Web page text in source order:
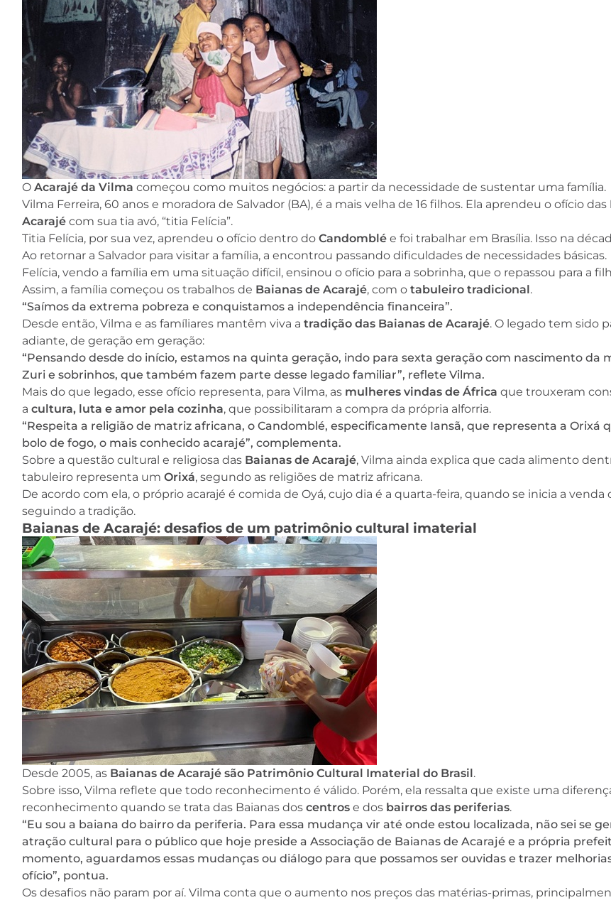
O Acarajé da Vilma começou como muitos negócios: a partir da necessidade de sustentar uma família.
Vilma Ferreira, 60 anos e moradora de Salvador (BA), é a mais velha de 16 filhos. Ela aprendeu o ofício das
Acarajé com sua tia avó, “titia Felícia”.
Titia Felícia, por sua vez, aprendeu o ofício dentro do Candomblé e foi trabalhar em Brasília. Isso na
Ao retornar a Salvador para visitar a família, a encontrou passando dificuldades de necessidades básicas.
Felícia, vendo a família em uma situação difícil, ensinou o ofício para a sobrinha, que o repassou para a
Assim, a família começou os trabalhos de Baianas de Acarajé, com o tabuleiro tradicional.
“Saímos da extrema pobreza e conquistamos a independência financeira”.
Desde então, Vilma e as famíliares mantêm viva a tradição das Baianas de Acarajé. O legado tem sido
adiante, de geração em geração:
“Pensando desde do início, estamos na quinta geração, indo para sexta geração com nascimento da
Zuri e sobrinhos, que também fazem parte desse legado familiar”, reflete Vilma.
Mais do que legado, esse ofício representa, para Vilma, as mulheres vindas de África que trouxeram
a cultura, luta e amor pela cozinha, que possibilitaram a compra da própria alforria.
“Respeita a religião de matriz africana, o Candomblé, especificamente Iansã, que representa a Orixá
bolo de fogo, o mais conhecido acarajé”, complementa.
Sobre a questão cultural e religiosa das Baianas de Acarajé, Vilma ainda explica que cada alimento
tabuleiro representa um Orixá, segundo as religiões de matriz africana.
De acordo com ela, o próprio acarajé é comida de Oyá, cujo dia é a quarta-feira, quando se inicia a venda
seguindo a tradição.
Baianas de Acarajé: desafios de um patrimônio cultural imaterial
Desde 2005, as Baianas de Acarajé são Patrimônio Cultural Imaterial do Brasil.
Sobre isso, Vilma reflete que todo reconhecimento é válido. Porém, ela ressalta que existe uma
reconhecimento quando se trata das Baianas dos centros e dos bairros das periferias.
“Eu sou a baiana do bairro da periferia. Para essa mudança vir até onde estou localizada, não sei se
atração cultural para o público que hoje preside a Associação de Baianas de Acarajé e a própria
momento, aguardamos essas mudanças ou diálogo para que possamos ser ouvidas e trazer
ofício”, pontua.
Os desafios não param por aí. Vilma conta que o aumento nos preços das matérias-primas,